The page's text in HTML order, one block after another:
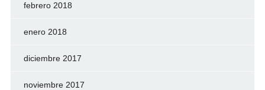
febrero 2018
enero 2018
diciembre 2017
noviembre 2017